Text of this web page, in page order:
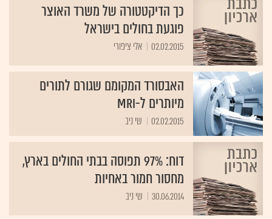
כך הדיקטטורה של משרד האוצר
פוגעת בחולים בישראל
02.02.2015 אלי ציפורי
האבסורד המקומם שגורם לתורים
מיותרים ל-‏MRI
02.02.2015 שי ניב
דוח: 97% תפוסה בבתי החולים בארץ,
מחסור חמור באחיות
30.06.2014 שי ניב